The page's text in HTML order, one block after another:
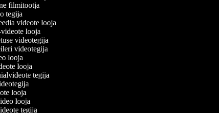
filmitootja
tegija
videote looja
videote looja
videotegija
videotegija
looja
looja
tegija
looja
looja
tegija